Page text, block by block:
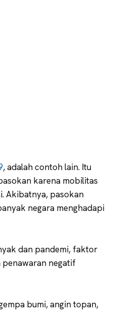
, adalah contoh lain. Itu
karena mobilitas
Akibatnya, pasokan
negara menghadapi
dan pandemi, faktor
negatif
bumi, angin topan,